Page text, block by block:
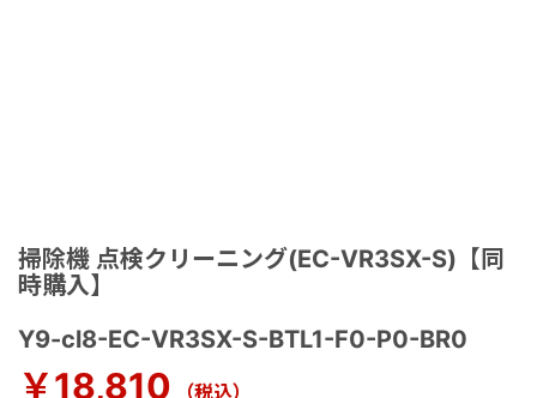
掃除機 点検クリーニング(EC-VR3SX-S)【同
時購入】
Y9-cl8-EC-VR3SX-S-BTL1-F0-P0-BR0
￥18,810 （税込）